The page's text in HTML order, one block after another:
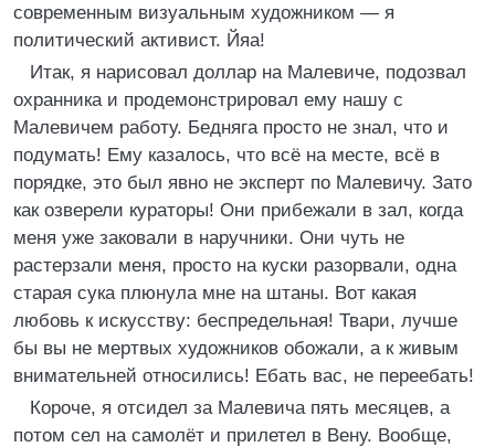
современным визуальным художником — я
политический активист. Йяа!
Итак, я нарисовал доллар на Малевиче, подозвал
охранника и продемонстрировал ему нашу с
Малевичем работу. Бедняга просто не знал, что и
подумать! Ему казалось, что всё на месте, всё в
порядке, это был явно не эксперт по Малевичу. Зато
как озверели кураторы! Они прибежали в зал, когда
меня уже заковали в наручники. Они чуть не
растерзали меня, просто на куски разорвали, одна
старая сука плюнула мне на штаны. Вот какая
любовь к искусству: беспредельная! Твари, лучше
бы вы не мертвых художников обожали, а к живым
внимательней относились! Ебать вас, не переебать!
Короче, я отсидел за Малевича пять месяцев, а
потом сел на самолёт и прилетел в Вену. Вообще,